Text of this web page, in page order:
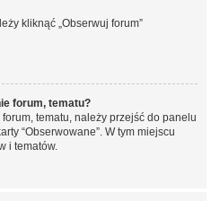
kliknąć „Obserwuj forum”
forum, tematu?
tematu, należy przejść do panelu
“Obserwowane”. W tym miejscu
i tematów.